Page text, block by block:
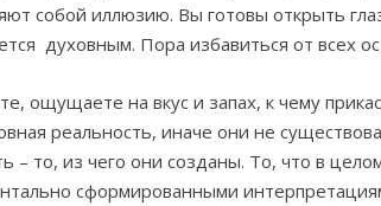
собой иллюзию. Вы готовы открыть
духовным. Пора избавиться от всех
ощущаете на вкус и запах, к чему
реальность, иначе они не
– то, из чего они созданы. То, что в
сформированными